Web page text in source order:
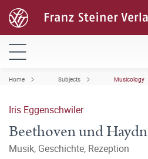
Home Subjects Musicology
Iris Eggenschwiler
Beethoven und Haydn
Musik, Geschichte, Rezeption